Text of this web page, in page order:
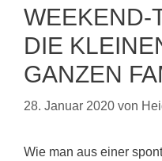
WEEKEND-
DIE
GANZEN
28. Januar 2020 von
Wie man aus einer